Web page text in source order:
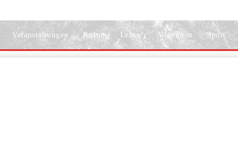
Veranstaltungen Kultur Leben Allgemein Sport